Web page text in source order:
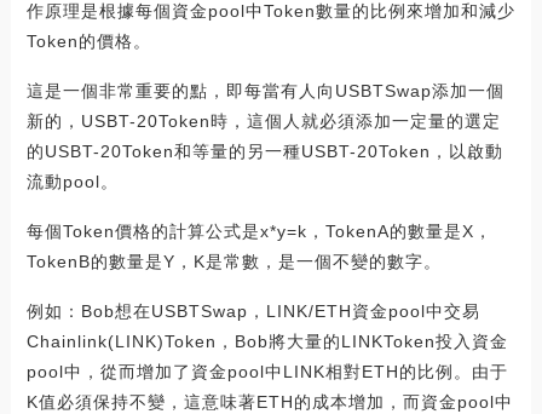
作原理是根據每個資金pool中Token數量的比例來增加和減少
Token的價格。
這是一個非常重要的點，即每當有人向USBTSwap添加一個
新的，USBT-20Token時，這個人就必須添加一定量的選定
的USBT-20Token和等量的另一種USBT-20Token，以啟動
流動pool。
每個Token價格的計算公式是x*y=k，TokenA的數量是X，
TokenB的數量是Y，K是常數，是一個不變的數字。
例如：Bob想在USBTSwap，LINK/ETH資金pool中交易
Chainlink(LINK)Token，Bob將大量的LINKToken投入資金
pool中，從而增加了資金pool中LINK相對ETH的比例。由于
K值必須保持不變，這意味著ETH的成本增加，而資金pool中